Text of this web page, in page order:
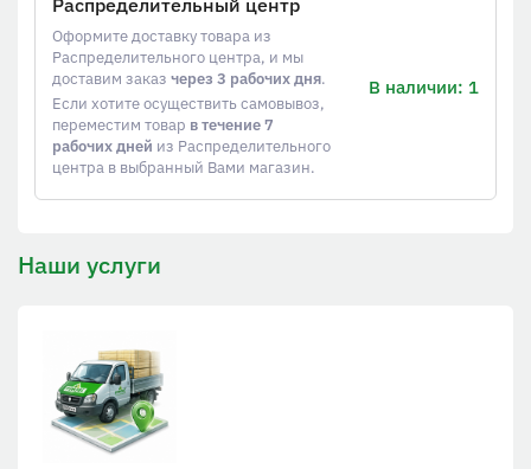
Оформите доставку товара из
Распределительного центра, и мы
доставим заказ через 3 рабочих дня.
Если хотите осуществить самовывоз,
переместим товар в течение 7
рабочих дней из Распределительного
центра в выбранный Вами магазин.
В наличии: 1
Наши услуги